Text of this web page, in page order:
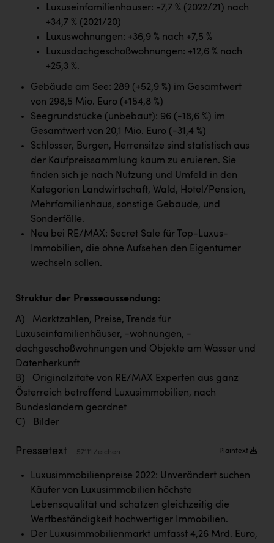
Passage Linz
PÜSPÖK
RE/MAX Welcome
Resch&Frisch
RUBBLE MASTER
Ruderclub Wels
SCRI - Salzburg Cancer Research Institute
SCHMACHTL GmbH
Schwingshandl - automation technology gmbh
Seher + Partner
TCL
TGW Logistics
TRAILOMAT & Cycling Austria
VERITAS
Vier Diamanten
Vorlagenportal
ZGONC
ZULuft - Zukunft Luft Austria
Luxuseinfamilienhäuser: -7,7 % (2022/21) nach
+34,7 % (2021/20)
Luxuswohnungen: +36,9 % nach +7,5 %
Luxusdachgeschoßwohnungen: +12,6 % nach
+25,3 %.
Gebäude am See: 289 (+52,9 %) im Gesamtwert
von 298,5 Mio. Euro (+154,8 %)
Seegrundstücke (unbebaut): 96 (-18,6 %) im
Gesamtwert von 20,1 Mio. Euro (-31,4 %)
Schlösser, Burgen, Herrensitze sind statistisch aus
der Kaufpreissammlung kaum zu eruieren. Sie
finden sich je nach Nutzung und Umfeld in den
Kategorien Landwirtschaft, Wald, Hotel/Pension,
Mehrfamilienhaus, sonstige Gebäude, und
Sonderfälle.
Neu bei RE/MAX: Secret Sale für Top-Luxus-
Immobilien, die ohne Aufsehen den Eigentümer
wechseln sollen.
Struktur der Presseaussendung:
A) Marktzahlen, Preise, Trends für
Luxuseinfamilienhäuser, -wohnungen, -
dachgeschoßwohnungen und Objekte am Wasser und
Datenherkunft
B) Originalzitate von RE/MAX Experten aus ganz
Österreich betreffend Luxusimmobilien, nach
Bundesländern geordnet
C) Bilder
Pressetext 57111 Zeichen Plaintext
Luxusimmobilienpreise 2022: Unverändert suchen
Käufer von Luxusimmobilien höchste
Lebensqualität und schätzen gleichzeitig die
Wertbeständigkeit hochwertiger Immobilien.
Der Luxusimmobilienmarkt umfasst 4,26 Mrd. Euro,